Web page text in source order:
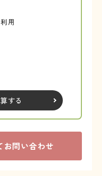
用
する
お問い合わせ